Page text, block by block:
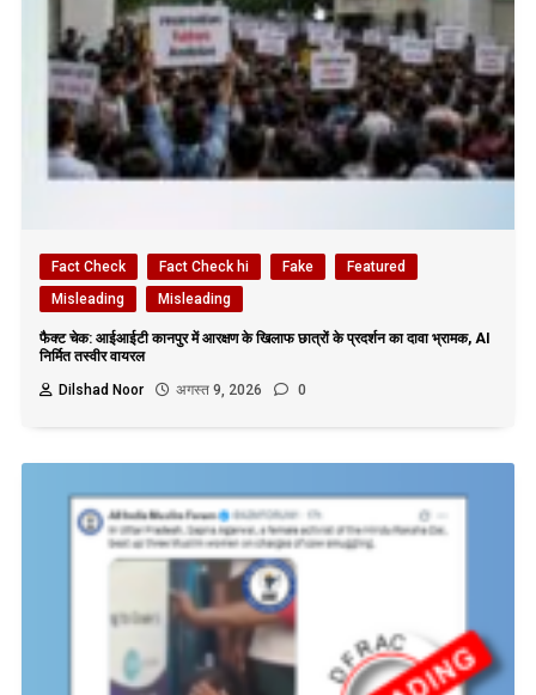
Fact Check Fact Check hi Fake
Featured
Misleading
Misleading
फैक्ट चेक: आईआईटी कानपुर में आरक्षण के खिलाफ छात्रों के प्रदर्शन का दावा भ्रामक, AI
निर्मित तस्वीर वायरल
Dilshad Noor
अगस्त 9, 2026 0